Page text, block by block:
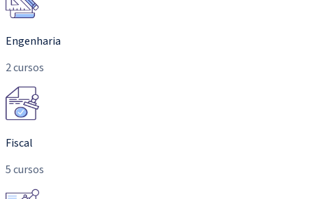
Engenharia
2 cursos
Fiscal
5 cursos